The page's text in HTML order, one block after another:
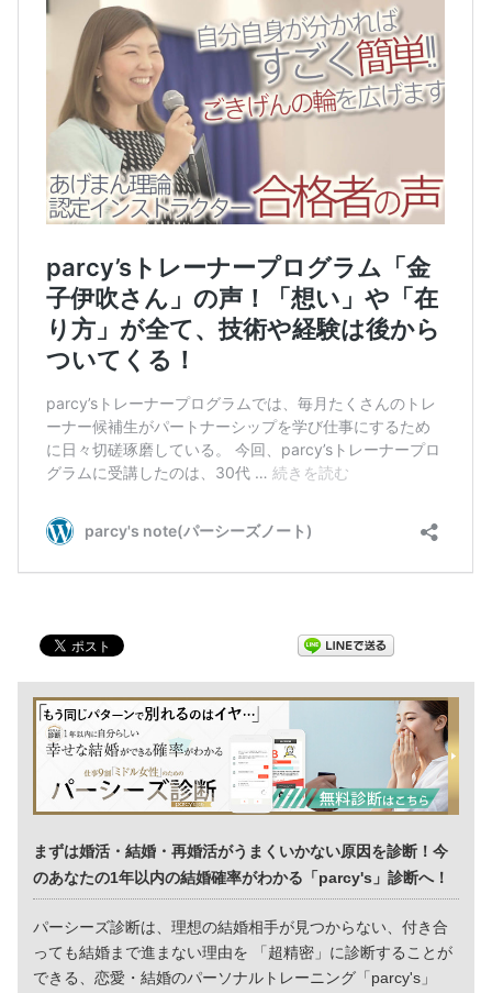
まずは婚活・結婚・再婚活がうまくいかない原因を診断！今
のあなたの1年以内の結婚確率がわかる「parcy's」診断へ！
パーシーズ診断は、理想の結婚相手が見つからない、付き合
っても結婚まで進まない理由を 「超精密」に診断することが
できる、恋愛・結婚のパーソナルトレーニング「parcy's」